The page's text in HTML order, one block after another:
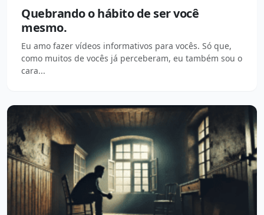
Quebrando o hábito de ser você
mesmo.
Eu amo fazer vídeos informativos para vocês. Só que,
como muitos de vocês já perceberam, eu também sou o
cara...